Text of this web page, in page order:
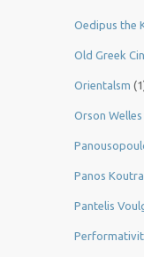
Oedipus the
Old Greek
Orientalsm
Orson Welles
Panos
Pantelis